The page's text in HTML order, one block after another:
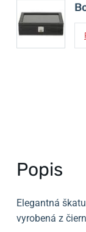
Popis
Elegantná
vyrobená z